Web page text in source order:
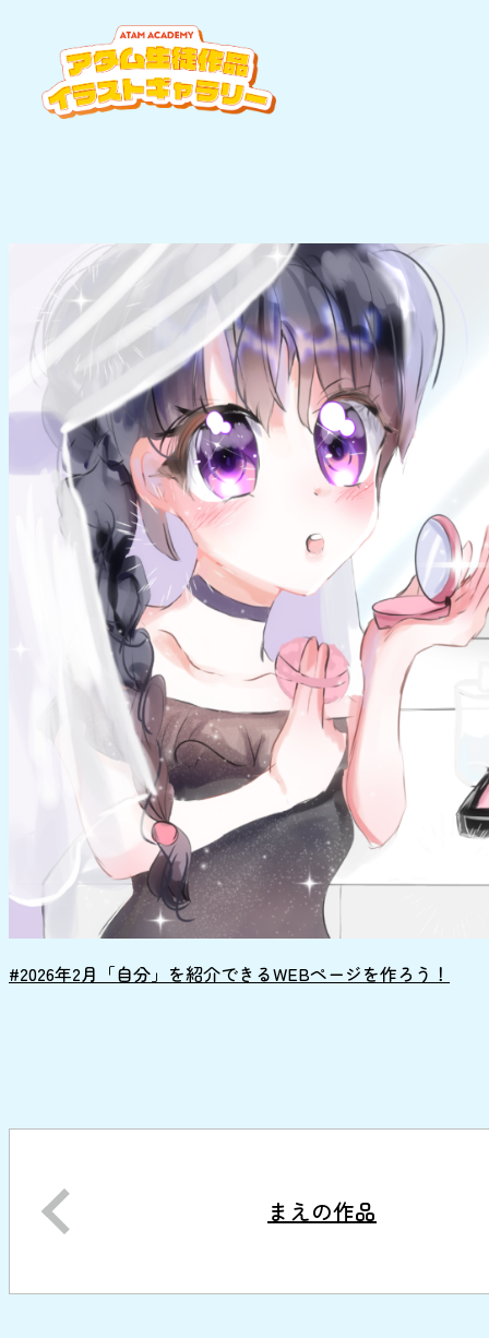
#2026年2月「自分」を紹介できるWEBページを作ろう！
まえの作品